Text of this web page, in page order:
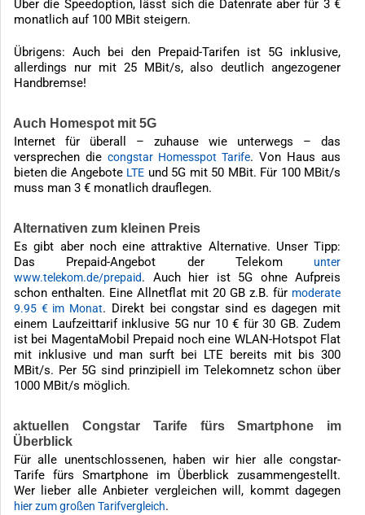
Über die Speedoption, lässt sich die Datenrate aber für 3 €
monatlich auf 100 MBit steigern.
Übrigens: Auch bei den Prepaid-Tarifen ist 5G inklusive,
allerdings nur mit 25 MBit/s, also deutlich angezogener
Handbremse!
Auch Homespot mit 5G
Internet für überall – zuhause wie unterwegs – das
versprechen diecongstar Homesspot Tarife. Von Haus aus
bieten die Angebote LTE und 5G mit 50 MBit. Für 100 MBit/s
muss man 3 € monatlich drauflegen.
Alternativen zum kleinen Preis
Es gibt aber noch eine attraktive Alternative. Unser Tipp:
Das Prepaid-Angebot der Telekom
unter
www.telekom.de/prepaid. Auch hier ist 5G ohne Aufpreis
schon enthalten. Eine Allnetflat mit 20 GB z.B. für moderate
9.95 € im Monat. Direkt bei congstar sind es dagegen mit
einem Laufzeittarif inklusive 5G nur 10 € für 30 GB. Zudem
ist bei MagentaMobil Prepaid noch eine WLAN-Hotspot Flat
mit inklusive und man surft bei LTE bereits mit bis 300
MBit/s. Per 5G sind prinzipiell im Telekomnetz schon über
1000 MBit/s möglich.
aktuellen Congstar Tarife fürs Smartphone im
Überblick
Für alle unentschlossenen, haben wir hier alle congstar-
Tarife fürs Smartphone im Überblick zusammengestellt.
Wer lieber alle Anbieter vergleichen will, kommt dagegen
hier zum großen Tarifvergleich.